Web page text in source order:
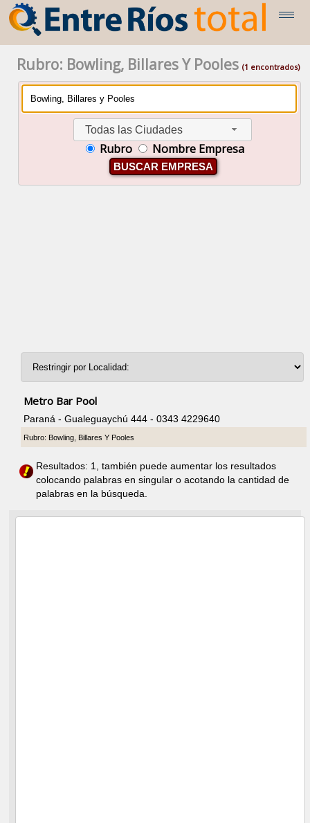
Rubro: Bowling, Billares Y Pooles (1 encontrados)
Todas las Ciudades
Rubro Nombre Empresa
BUSCAR EMPRESA
Metro Bar Pool
Paraná - Gualeguaychú 444 - 0343 4229640
Rubro: Bowling, Billares Y Pooles
Resultados: 1, también puede aumentar los resultados
colocando palabras en singular o acotando la cantidad de
palabras en la búsqueda.